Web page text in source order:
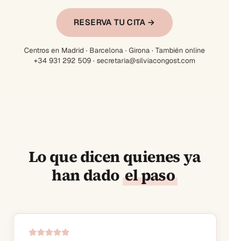
RESERVA TU CITA →
Centros en Madrid · Barcelona · Girona · También online
+34 931 292 509 · secretaria@silviacongost.com
Lo que dicen quienes ya
han dado el paso